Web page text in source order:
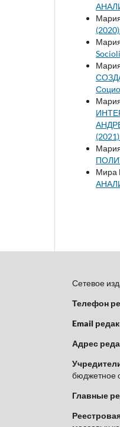
Мира
Сетевое
Телефон
Email
Адрес
бюджетное
Главные